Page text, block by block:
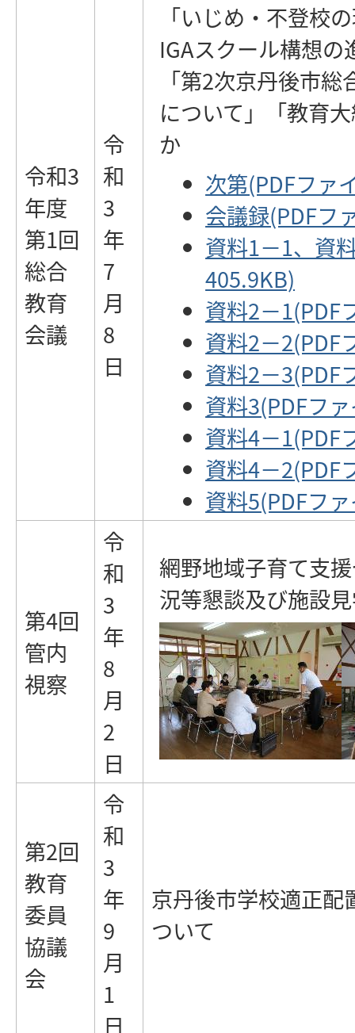
令和3
年度
第1回
総合
教育
会議
令
和
3
年
7
月
8
日
「いじめ・不登校
IGAスクール構想
「第2次京丹後市
について」「教育
か
次第(PDFファ
会議録(PDFフ
資料1－1、資
405.9KB)
資料2－1(PDF
資料2－2(PDF
資料2－3(PDF
資料3(PDFフ
資料4－1(PDF
資料4－2(PDF
資料5(PDFフ
第4回
管内
視察
令
和
3
年
8
月
2
日
網野地域子育て支
況等懇談及び施設
第2回
教育
委員
協議
会
令
和
3
年
9
月
1
日
京丹後市学校適正配
ついて